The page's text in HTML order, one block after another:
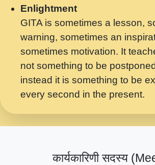
Maharaj.mp3
यह हसरत तलब ह नकज कमर Yahi
Talab Hai Bhav Pravah
लडल ज बल ल क ज न लग Sadhvi
7.9.2021 जवल नगर दलल #बसर.mp3
सख भ मझ पयर ह दख भ मझ पयर
सपरहट भजन 2021 - तर अखय ह
सपरहट शयम भजन - जय जय शयम
Enlightment
GITA is sometimes a lesson,
warning, sometimes an
sometimes motivation. It
not something to be
instead it is something to be
every second in the present.
कार्यकारिणी सदस्य